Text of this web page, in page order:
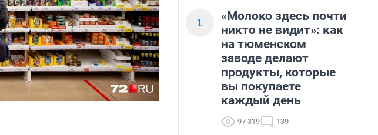
1
«Молоко здесь почти
никто не видит»: как
на тюменском
заводе делают
продукты, которые
вы покупаете
каждый день
97 319 139